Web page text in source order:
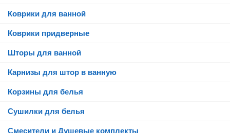
Коврики для ванной
Коврики придверные
Шторы для ванной
Карнизы для штор в ванную
Корзины для белья
Сушилки для белья
Смесители и Душевые комплекты